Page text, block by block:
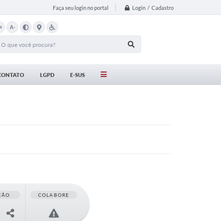
Faça seu login no portal Login / Cadastro
A-
LGPD E-SUS
COLABORE